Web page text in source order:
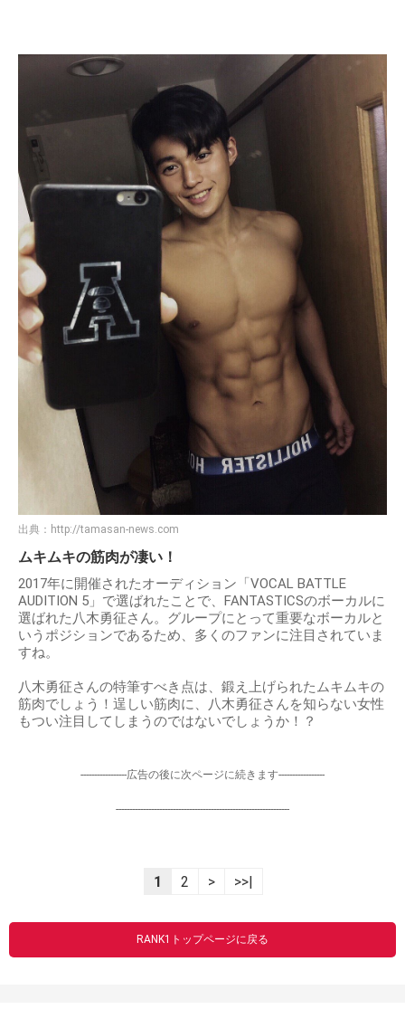
出典： http://tamasan-news.com
ムキムキの筋肉が凄い！
2017年に開催されたオーディション「VOCAL BATTLE
AUDITION 5」で選ばれたことで、FANTASTICSのボーカルに
選ばれた八木勇征さん。グループにとって重要なボーカルと
いうポジションであるため、多くのファンに注目されていま
すね。
八木勇征さんの特筆すべき点は、鍛え上げられたムキムキの
筋肉でしょう！逞しい筋肉に、八木勇征さんを知らない女性
もつい注目してしまうのではないでしょうか！？
-----------------広告の後に次ページに続きます-----------------
----------------------------------------------------------------
1 2 > >>|
RANK1トップページに戻る